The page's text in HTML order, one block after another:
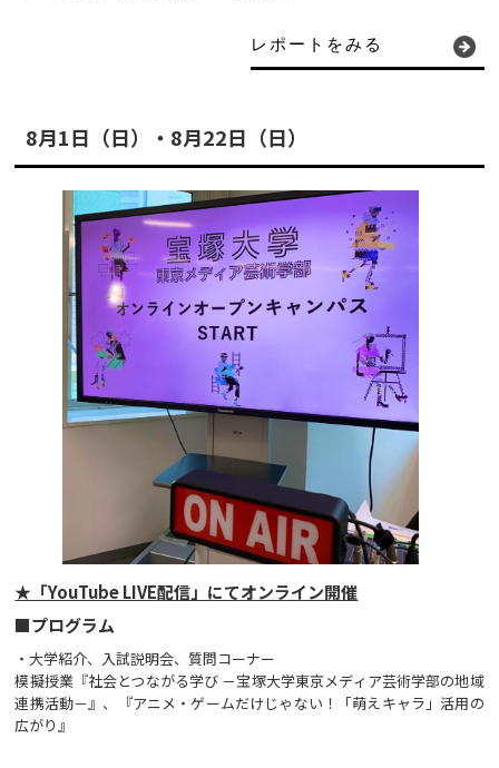
レポートをみる
8月1日（日）・8月22日（日）
★「YouTube LIVE配信」にてオンライン開催
■プログラム
・大学紹介、入試説明会、質問コーナー
模擬授業『社会とつながる学び －宝塚大学東京メディア芸術学部の地域
連携活動－』、『アニメ・ゲームだけじゃない！「萌えキャラ」活用の
広がり』